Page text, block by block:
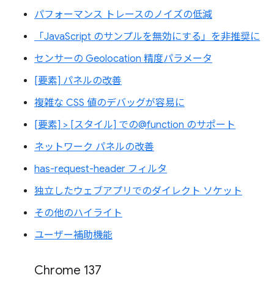
パフォーマンス トレースのノイズの低減
「JavaScript のサンプルを無効にする」を非推奨に
センサーの Geolocation 精度パラメータ
[要素] パネルの改善
複雑な CSS 値のデバッグが容易に
[要素] > [スタイル] での@function のサポート
ネットワーク パネルの改善
has-request-header フィルタ
独立したウェブアプリでのダイレクト ソケット
その他のハイライト
ユーザー補助機能
Chrome 137